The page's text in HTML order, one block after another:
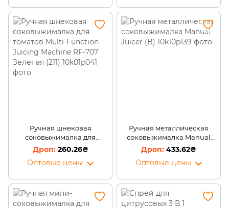
Ручная шнековая
соковыжималка для
томатов Multi-Function
Juicing Machine RF-707
Зеленая (211)
260.26₴
Оптовые цены
Ручная металлическая
соковыжималка Manual
Juicer (B)
433.62₴
Оптовые цены